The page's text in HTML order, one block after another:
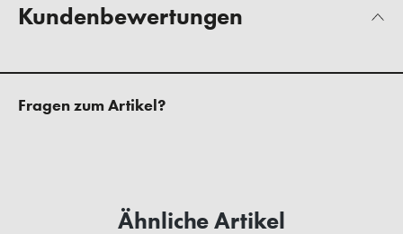
Kundenbewertungen
Fragen zum Artikel?
Ähnliche Artikel